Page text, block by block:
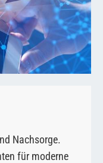
Nachsorge.
für moderne